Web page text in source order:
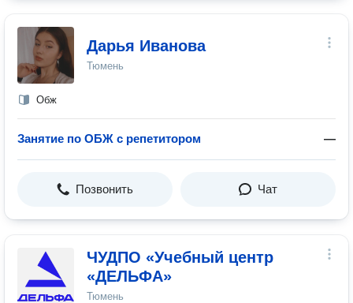
Дарья Иванова
Тюмень
Обж
Занятие по ОБЖ с репетитором —
Позвонить Чат
ЧУДПО «Учебный центр
«ДЕЛЬФА»
Тюмень